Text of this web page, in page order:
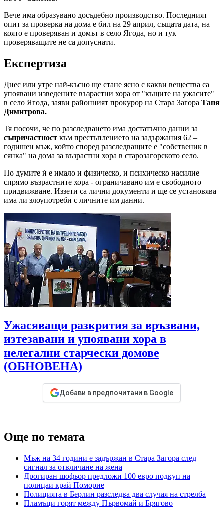
Вече има образувано досъдебно производство. Последният
опит за проверка на дома е бил на 29 април, същата дата, на
която е проверяван и домът в село Ягода, но и тук
проверяващите не са допуснати.
Експертиза
Днес или утре най-късно ще стане ясно с какви вещества са
упоявани изведените възрастни хора от "къщите на ужасите"
в село Ягода, заяви районният прокурор на Стара Загора Таня
Димитрова.
Тя посочи, че по разследването има достатъчно данни за
съпричастност към престъплението на задържания 62 –
годишен мъж, който според разследващите е "собственик в
сянка" на дома за възрастни хора в старозагорското село.
По думите ѝ е имало и физическо, и психическо насилие
спрямо възрастните хора - ограничавано им е свободното
придвижване. Иззети са лични документи и ще се установява
има ли злоупотреби с личните им данни.
Ужасяващи разкрития за връзвани,
изтезавани и упоявани хора в
нелегални старчески домове
(ОБНОВЕНА)
Добави в предпочитани в Google
Още по темата
Мъж на 34 години е задържан в Стара Загора след
сигнал за отвличане на жена
Дрогиран шофьор предложи 100 евро подкуп на
полицаи край Поморие
Полицията в Берлин разследва два случая на стрелба
Пламъци горят между Първомай и Брягово